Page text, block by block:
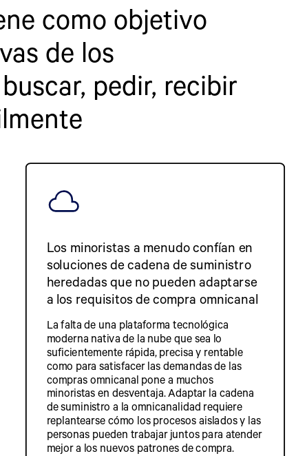
como objetivo
de los
pedir, recibir
Los minoristas a menudo confían en
soluciones de cadena de suministro
heredadas que no pueden adaptarse
a los requisitos de compra omnicanal
La falta de una plataforma tecnológica
moderna nativa de la nube que sea lo
suficientemente rápida, precisa y rentable
como para satisfacer las demandas de las
compras omnicanal pone a muchos
minoristas en desventaja. Adaptar la cadena
de suministro a la omnicanalidad requiere
replantearse cómo los procesos aislados y las
personas pueden trabajar juntos para atender
mejor a los nuevos patrones de compra.